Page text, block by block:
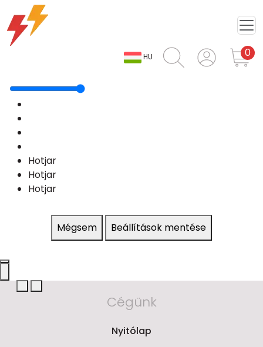
HU 0
Hotjar
Hotjar
Hotjar
Mégsem Beállítások mentése
Cégünk
Nyitólap